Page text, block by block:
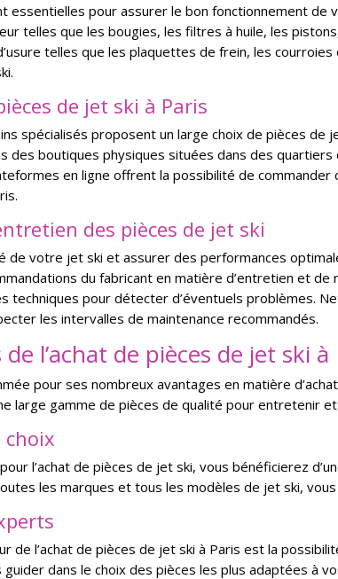
essentielles pour assurer le bon fonctionnement
telles que les bougies, les filtres à huile, les
telles que les plaquettes de frein, les
de jet ski à Paris
spécialisés proposent un large choix de pièces
des boutiques physiques situées dans des
en ligne offrent la possibilité de
des pièces de jet ski
de votre jet ski et assurer des performances
du fabricant en matière d’entretien et
techniques pour détecter d’éventuels problèmes.
les intervalles de maintenance recommandés.
l’achat de pièces de jet ski à
pour ses nombreux avantages en matière
large gamme de pièces de qualité pour entretenir
choix
l’achat de pièces de jet ski, vous bénéficierez
les marques et tous les modèles de jet ski,
de l’achat de pièces de jet ski à Paris est la
dans le choix des pièces les plus adaptées à